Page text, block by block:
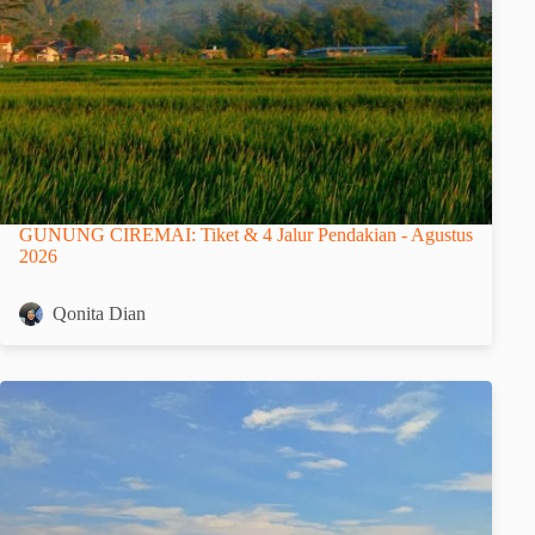
GUNUNG CIREMAI: Tiket & 4 Jalur Pendakian - Agustus
2026
Qonita Dian